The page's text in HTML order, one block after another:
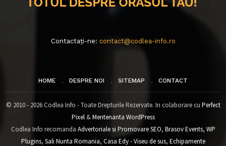
Contactați-ne: contact@codlea-info.ro
HOME DESPRE NOI SITEMAP CONTACT
© 2010 - 2026 Codlea Info - Toate Drepturile Rezervate. In colaborare cu Perfect
Pixel&Mentenanta WordPress
Codlea Info recomanda Advertoriale si Promovare SEO, Brasov Events, WP
Plugins, Sali Nunta Romania, Casa Edy - Viseu de sus, Echipamente